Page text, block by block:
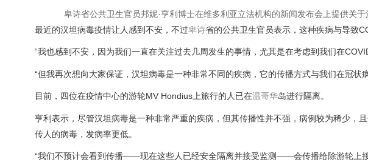
卑诗省公共卫生官员邦妮·亨利博士在维多利亚立法机构的新闻发布会上提供关
最近的汉坦病毒疫情让人感到不安，不过卑诗省的公共卫生官员表示，这种疾病与导致
“我也感到不安，因为我们一直在关注过去几周发生的事情，尤其是在考虑到我们在
“但我再次想向大家保证，汉坦病毒是一种非常不同的疾病，它的传播方式与我们在冠状
目前，四位在疫情中心的游轮MV Hondius上旅行的人已在温哥华岛进行隔离。
亨利表示，尽管汉坦病毒是一种非常严重的疾病，但其传播性并不强，病例较为稀少，
传人的病毒，发病率更低。
“我们不预计会看到传播——现在这些人已经安全隔离并接受监测——会传播给除游轮上